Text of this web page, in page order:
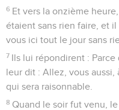
6 Et vers la onzième
étaient sans rien faire, et
vous ici tout le jour sans
7 Ils lui répondirent :
leur dit : Allez, vous
qui sera raisonnable.
8 Quand le soir fut venu,